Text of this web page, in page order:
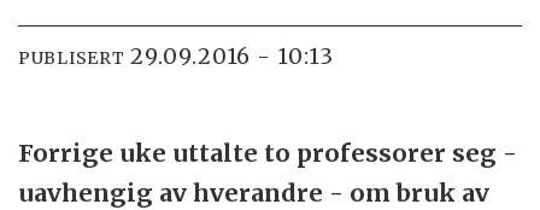
PUBLISERT 29.09.2016 - 10:13
Forrige uke uttalte to professorer seg -
uavhengig av hverandre - om bruk av